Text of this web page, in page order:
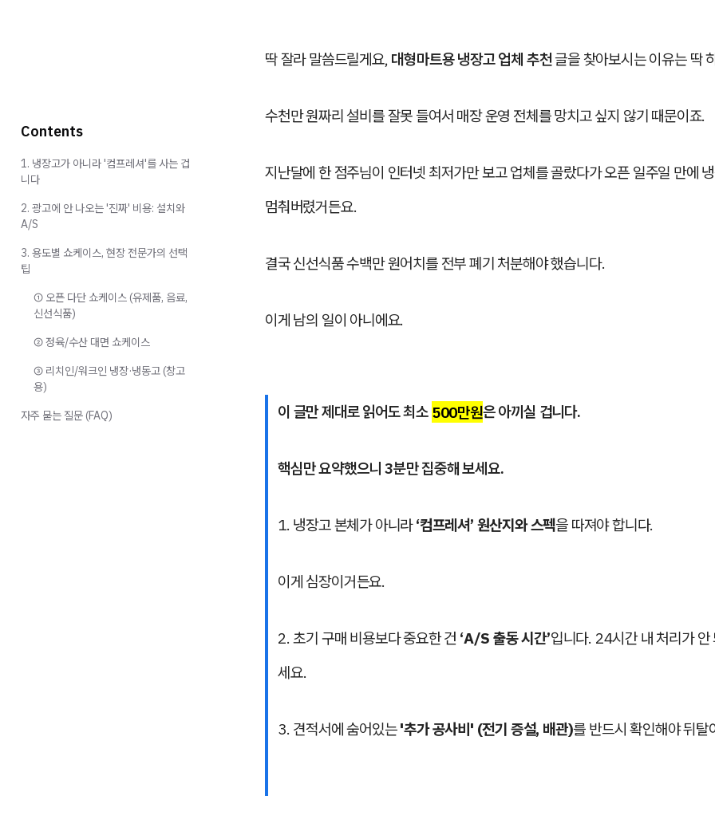
딱 잘라 말씀드릴게요, 대형마트용 냉장고 업체 추천 글을 찾아보시는 이유는 딱
수천만 원짜리 설비를 잘못 들여서 매장 운영 전체를 망치고 싶지 않기 때문이죠.
지난달에 한 점주님이 인터넷 최저가만 보고 업체를 골랐다가 오픈 일주일 만에
멈춰버렸거든요.
결국 신선식품 수백만 원어치를 전부 폐기 처분해야 했습니다.
이게 남의 일이 아니에요.
이 글만 제대로 읽어도 최소 500만원은 아끼실 겁니다.
핵심만 요약했으니 3분만 집중해 보세요.
1. 냉장고 본체가 아니라‘컴프레셔’ 원산지와 스펙을 따져야 합니다.
이게 심장이거든요.
2. 초기 구매 비용보다 중요한 건 ‘A/S 출동 시간’입니다. 24시간 내 처리가 안
세요.
3. 견적서에 숨어있는'추가 공사비' (전기 증설, 배관)를 반드시 확인해야 뒤탈
Contents
1. 냉장고가 아니라 '컴프레셔'를 사는 겁
니다
2. 광고에 안 나오는 '진짜' 비용: 설치와
A/S
3. 용도별 쇼케이스, 현장 전문가의 선택
팁
① 오픈 다단 쇼케이스 (유제품, 음료,
신선식품)
② 정육/수산 대면 쇼케이스
③ 리치인/워크인 냉장·냉동고 (창고
용)
자주 묻는 질문 (FAQ)